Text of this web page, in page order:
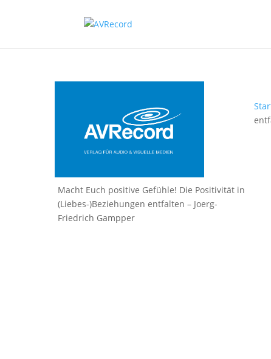
Macht Euch positive Gefühle! Die Positivität in
(Liebes-)Beziehungen entfalten – Joerg-
Friedrich Gampper